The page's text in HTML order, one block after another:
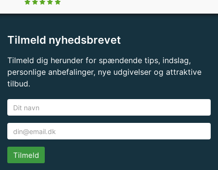
Tilmeld nyhedsbrevet
Tilmeld dig herunder for spændende tips, indslag,
personlige anbefalinger, nye udgivelser og attraktive
tilbud.
Tilmeld